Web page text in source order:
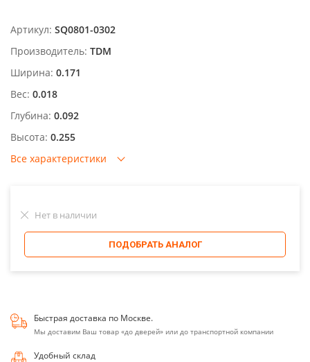
Артикул: SQ0801-0302
Производитель: TDM
Ширина: 0.171
Вес: 0.018
Глубина: 0.092
Высота: 0.255
Все характеристики
Нет в наличии
ПОДОБРАТЬ АНАЛОГ
Быстрая доставка по Москве.
Мы доставим Ваш товар «до дверей» или до транспортной компании
Удобный склад